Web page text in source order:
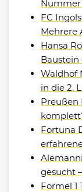
Nummer
FC
Mehrere
Hansa
Baustein
Waldhof
in die 2.
Preußen
Fortuna
gesucht
Formel 1